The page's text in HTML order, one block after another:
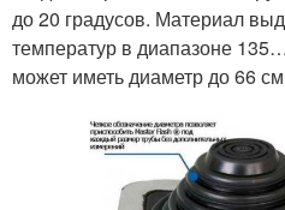
до 20 градусов. Материал
температур в диапазоне
может иметь диаметр до 66